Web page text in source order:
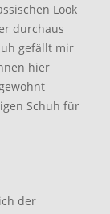
Look
durchaus
gefällt mir
hier
Schuh für
der